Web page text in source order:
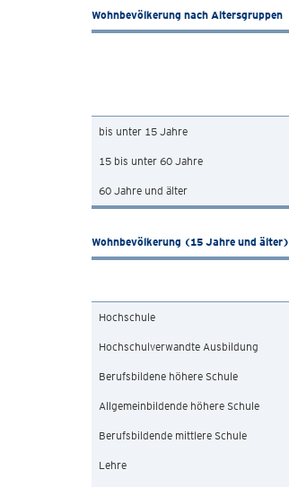
Wohnbevölkerung nach Altersgruppen
bis unter 15 Jahre
15 bis unter 60 Jahre
60 Jahre und älter
Wohnbevölkerung (15 Jahre und
Hochschule
Hochschulverwandte Ausbildung
Berufsbildene höhere Schule
Allgemeinbildende höhere Schule
Berufsbildende mittlere Schule
Lehre